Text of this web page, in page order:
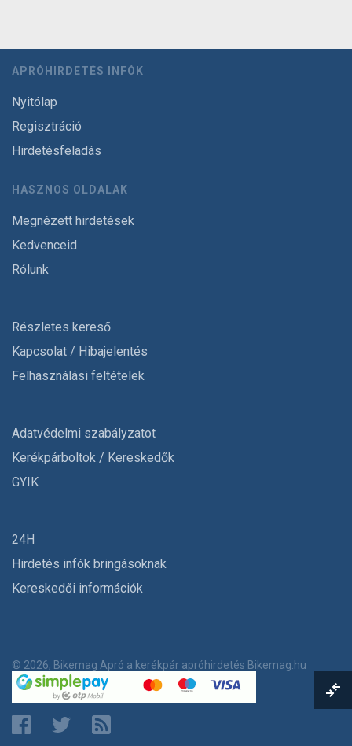
APRÓHIRDETÉS INFÓK
Nyitólap
Regisztráció
Hirdetésfeladás
HASZNOS OLDALAK
Megnézett hirdetések
Kedvenceid
Rólunk
Részletes kereső
Kapcsolat / Hibajelentés
Felhasználási feltételek
Adatvédelmi szabályzatot
Kerékpárboltok / Kereskedők
GYIK
24H
Hirdetés infók bringásoknak
Kereskedői információk
© 2026, Bikemag Apró a kerékpár apróhirdetés Bikemag.hu